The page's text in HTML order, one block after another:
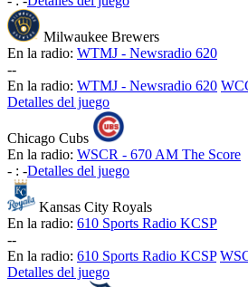
Milwaukee Brewers
En la radio: WTMJ - Newsradio 620
--
En la radio: WTMJ - Newsradio 620
Detalles del juego
Chicago Cubs
En la radio: WSCR - 670 AM The Score
- : -Detalles del juego
Kansas City Royals
En la radio: 610 Sports Radio KCSP
--
En la radio: 610 Sports Radio KCSP
Detalles del juego